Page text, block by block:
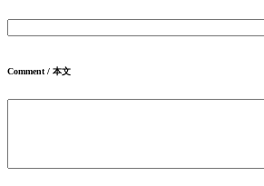
Comment / 本文